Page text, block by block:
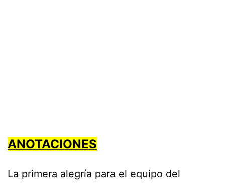
ANOTACIONES
La primera alegría para el equipo del